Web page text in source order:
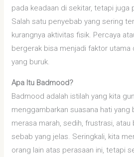
pada keadaan di sekitar, tetapi juga
Salah satu penyebab yang sering
kurangnya aktivitas fisik. Percaya
bergerak bisa menjadi faktor utama
yang buruk.
Apa Itu Badmood?
Badmood adalah istilah yang kita
menggambarkan suasana hati yang
merasa marah, sedih, frustrasi, atau
sebab yang jelas. Seringkali, kita
orang lain atas perasaan ini, tetapi